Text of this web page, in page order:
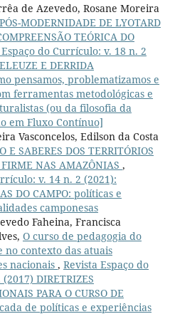
de Azevedo, Rosane Moreira
MODERNIDADE DE LYOTARD
TEÓRICA DO
do Currículo: v. 18 n. 2
E DERRIDA
pensamos, problematizamos e
ferramentas metodológicas e
(ou da filosofia da
em Fluxo Contínuo]
Vasconcelos, Edilson da Costa
E SABERES DOS TERRITÓRIOS
NAS AMAZÔNIAS ,
v. 14 n. 2 (2021):
DO CAMPO: políticas e
camponesas
Faheina, Francisca
O curso de pedagogia do
no contexto das atuais
nacionais , Revista Espaço do
DIRETRIZES
PARA O CURSO DE
de políticas e experiências